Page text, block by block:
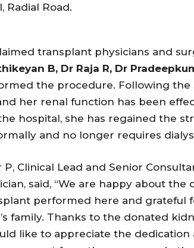
Radial Road.
transplant physicians and
B, Dr Raja R, Dr
the procedure. Following
her renal function has been
hospital, she has regained the
and no longer requires
P, Clinical Lead and Senior
said, “We are happy about
performed here and grateful
family. Thanks to the donated
like to appreciate the